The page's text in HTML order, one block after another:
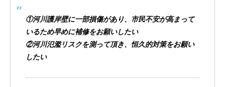
①河川護岸壁に一部損傷があり、市民不安が高まって
いるため早めに補修をお願いしたい
②河川氾濫リスクを測って頂き、恒久的対策をお願い
したい